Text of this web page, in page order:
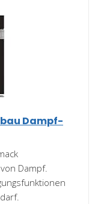
Dampf-
Dampf.